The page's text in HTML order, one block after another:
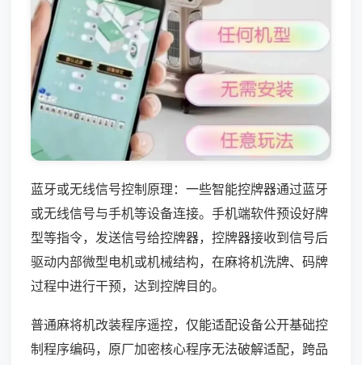
蓝牙或无线信号控制原理：一些智能控牌器通过蓝牙
或无线信号与手机等设备连接。手机端软件预设好牌
型等指令，发送信号给控牌器，控牌器接收到信号后
驱动内部微型电机或机械结构，在麻将机洗牌、码牌
过程中进行干预，达到控牌目的。
普通麻将机改装程序遥控，仅能适配设备公开基础控
制程序编码，原厂加密核心程序无法破解适配，跨品